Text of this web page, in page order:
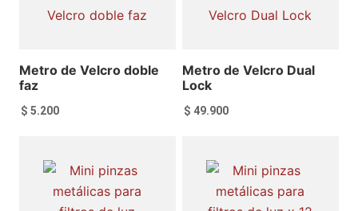
Añadir al carrito Añadir al carrito
Metro de Velcro doble
faz
$ 5.200
Añadir al carrito
Metro de Velcro Dual
Lock
$ 49.900
Añadir al carrito